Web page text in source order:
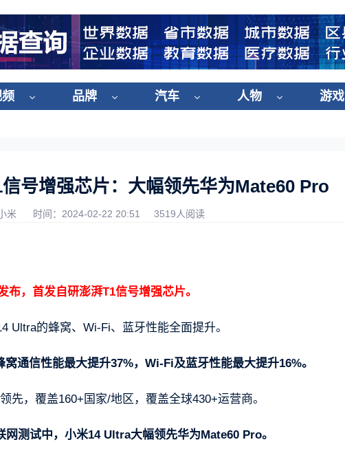
品牌 汽车 人物 游戏
号增强芯片：大幅领先华为Mate60 Pro
米 时间：2024-02-22 20:51 3519人阅读
布，首发自研澎湃T1信号增强芯片。
Ultra的蜂窝、Wi-Fi、蓝牙性能全面提升。
通信性能最大提升37%，Wi-Fi及蓝牙性能最大提升16%。
先，覆盖160+国家/地区，覆盖全球430+运营商。
网测试中，小米14 Ultra大幅领先华为Mate60 Pro。